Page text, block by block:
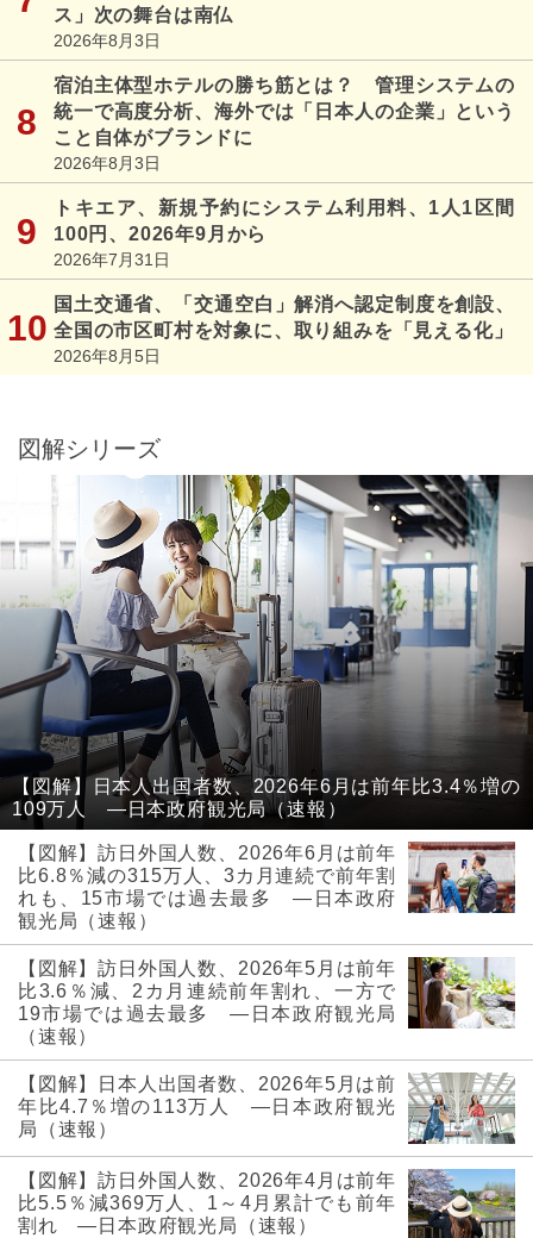
ス」次の舞台は南仏
2026年8月3日
宿泊主体型ホテルの勝ち筋とは？ 管理システムの
統一で高度分析、海外では「日本人の企業」という
こと自体がブランドに
2026年8月3日
トキエア、新規予約にシステム利用料、1人1区間
100円、2026年9月から
2026年7月31日
国土交通省、「交通空白」解消へ認定制度を創設、
全国の市区町村を対象に、取り組みを「見える化」
2026年8月5日
図解シリーズ
【図解】日本人出国者数、2026年6月は前年比3.4％増の
109万人 ―日本政府観光局（速報）
【図解】訪日外国人数、2026年6月は前年
比6.8％減の315万人、3カ月連続で前年割
れも、15市場では過去最多 ―日本政府
観光局（速報）
【図解】訪日外国人数、2026年5月は前年
比3.6％減、2カ月連続前年割れ、一方で
19市場では過去最多 ―日本政府観光局
（速報）
【図解】日本人出国者数、2026年5月は前
年比4.7％増の113万人 ―日本政府観光
局（速報）
【図解】訪日外国人数、2026年4月は前年
比5.5％減369万人、1～4月累計でも前年
割れ ―日本政府観光局（速報）